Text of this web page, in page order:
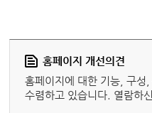
홈페이지 개선의견
홈페이지에 대한 기능, 구성
수렴하고 있습니다. 열람하